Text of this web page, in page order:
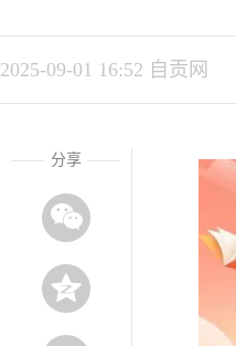
2025-09-01 16:52 自贡网
分享